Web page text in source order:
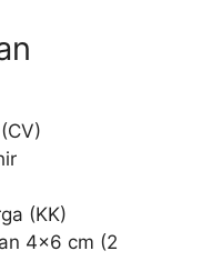
(KK)
4×6 cm (2